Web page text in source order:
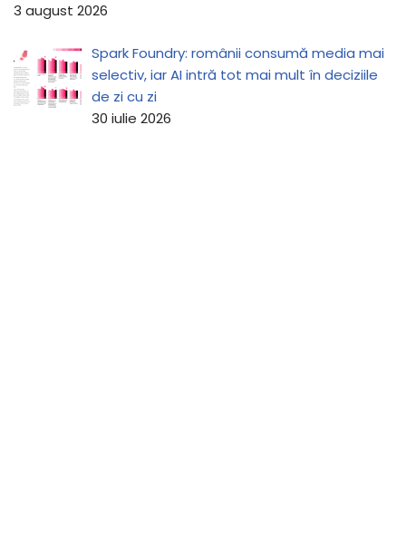
3 august 2026
Spark Foundry: românii consumă media mai
selectiv, iar AI intră tot mai mult în deciziile
de zi cu zi
30 iulie 2026